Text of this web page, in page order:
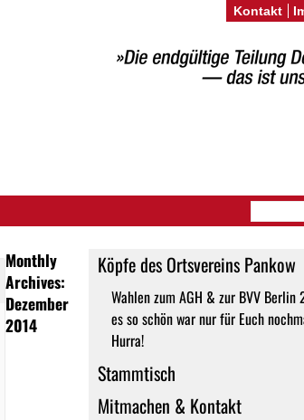
Köpfe des Ortsvereins Pankow
Wahlen zum AGH & zur BVV Berlin
es so schön war nur für Euch
Hurra!
Stammtisch
Mitmachen & Kontakt
Monthly
Archives:
Dezember
2014
Kontakt